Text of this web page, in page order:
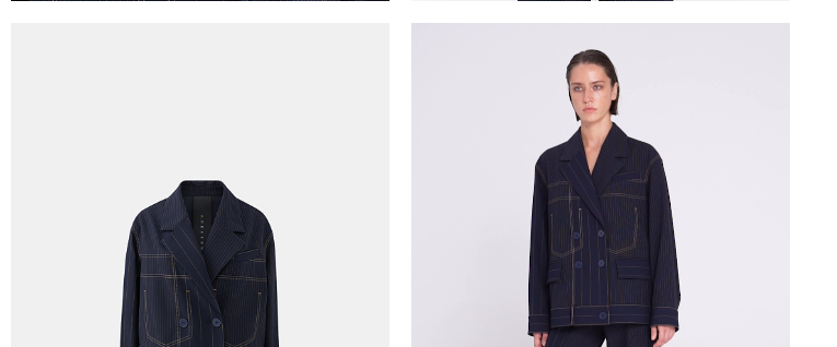
Срок доставки товаров в регионы может быть увеличен. Компания "М Ризон"
Оплата производится в момент получения заказа наличными или банковской
Предварительно на сайте через платежную систему Intellect Money.
Регионы России, Московская обл., Ленинградская обл.